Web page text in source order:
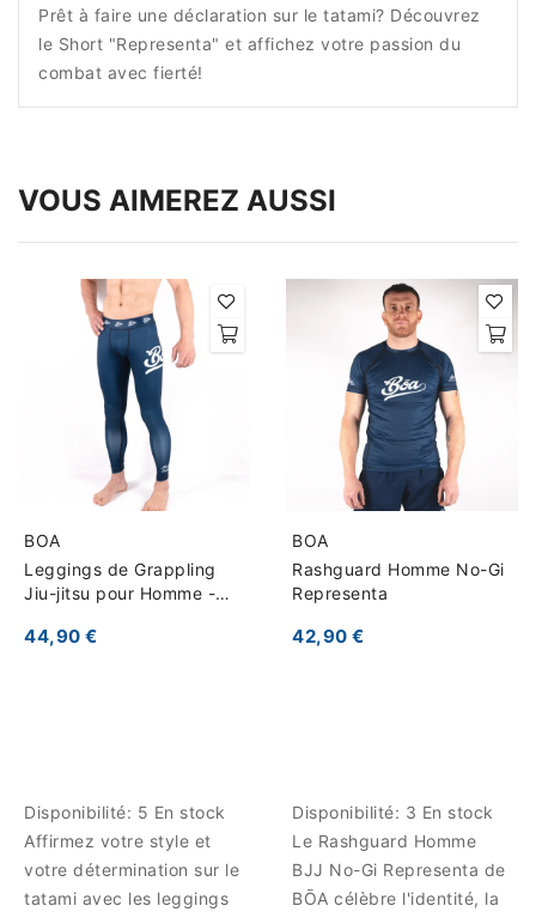
Prêt à faire une déclaration sur le tatami? Découvrez
le Short "Representa" et affichez votre passion du
combat avec fierté!
VOUS AIMEREZ AUSSI
BOA
Leggings de Grappling
Jiu-jitsu pour Homme -
44,90 €
Disponibilité: 5 En stock
Affirmez votre style et
votre détermination sur le
tatami avec les leggings
BOA
Rashguard Homme No-Gi
Representa
42,90 €
Disponibilité: 3 En stock
Le Rashguard Homme
BJJ No-Gi Representa de
BŌA célèbre l'identité, la